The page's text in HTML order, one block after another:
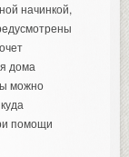
начинкой,
дома
можно
помощи